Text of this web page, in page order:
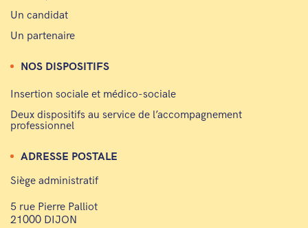
Un candidat
Un partenaire
NOS DISPOSITIFS
Insertion sociale et médico-sociale
Deux dispositifs au service de l’accompagnement
professionnel
ADRESSE POSTALE
Siège administratif
5 rue Pierre Palliot
21000 DIJON